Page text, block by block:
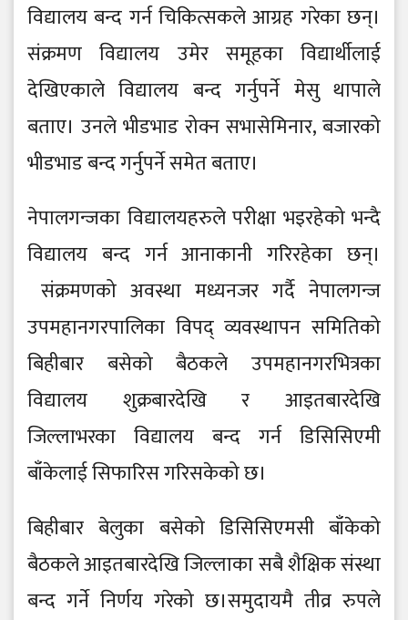
विद्यालय बन्द गर्न चिकित्सकले आग्रह गरेका छन्।
संक्रमण विद्यालय उमेर समूहका विद्यार्थीलाई
देखिएकाले विद्यालय बन्द गर्नुपर्ने मेसु थापाले
बताए। उनले भीडभाड रोक्न सभासेमिनार, बजारको
भीडभाड बन्द गर्नुपर्ने समेत बताए।
नेपालगन्जका विद्यालयहरुले परीक्षा भइरहेको भन्दै
विद्यालय बन्द गर्न आनाकानी गरिरहेका छन्।
संक्रमणको अवस्था मध्यनजर गर्दै नेपालगन्ज
उपमहानगरपालिका विपद् व्यवस्थापन समितिको
बिहीबार बसेको बैठकले उपमहानगरभित्रका
विद्यालय शुक्रबारदेखि र आइतबारदेखि
जिल्लाभरका विद्यालय बन्द गर्न डिसिसिएमी
बाँकेलाई सिफारिस गरिसकेको छ।
बिहीबार बेलुका बसेको डिसिसिएमसी बाँकेको
बैठकले आइतबारदेखि जिल्लाका सबै शैक्षिक संस्था
बन्द गर्ने निर्णय गरेको छ।समुदायमै तीव्र रुपले